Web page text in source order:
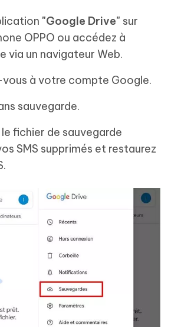
"Google Drive" sur
OPPO ou accédez à
via un navigateur Web.
à votre compte Google.
sauvegarde.
fichier de sauvegarde
SMS supprimés et restaurez